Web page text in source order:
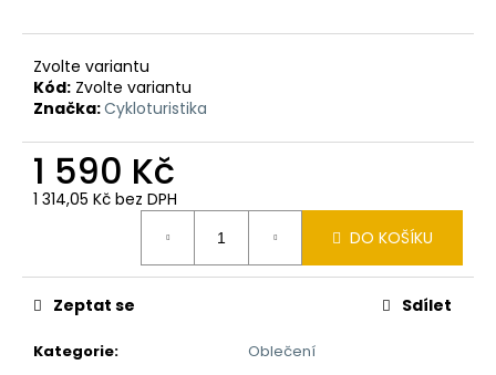
Zvolte variantu
Kód: Zvolte variantu
Značka:Cykloturistika
1 590 Kč
1 314,05 Kč bez DPH
DO KOŠÍKU
Kategorie: Oblečení
Zeptat se Sdílet